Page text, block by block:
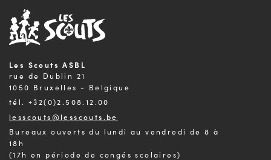
Les Scouts ASBL
rue de Dublin 21
1050 Bruxelles - Belgique
tél. +32(0)2.508.12.00
lesscouts@lesscouts.be
Bureaux ouverts du lundi au vendredi de 8 à
18h
(17h en période de congés scolaires)